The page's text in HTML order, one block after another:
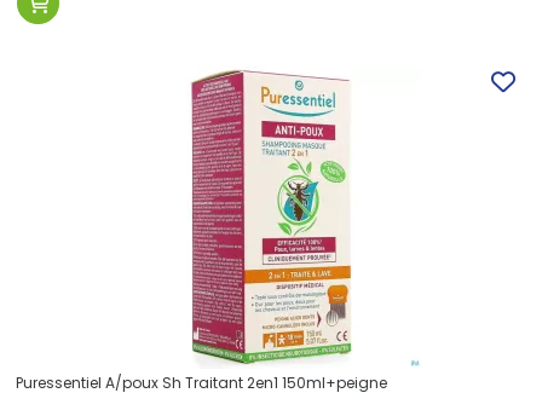
Puressentiel A/poux Sh Traitant 2en1 150ml+peigne